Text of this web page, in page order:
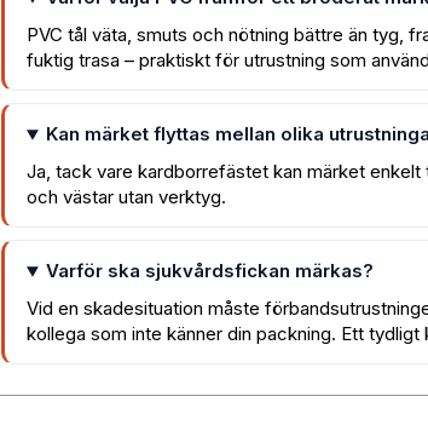
PVC tål väta, smuts och nötning bättre än tyg,
fuktig trasa – praktiskt för utrustning som
Kan märket flyttas mellan olika
Ja, tack vare kardborrefästet kan märket
och västar utan verktyg.
Varför ska sjukvårdsfickan märkas?
Vid en skadesituation måste
kollega som inte känner din packning. Ett